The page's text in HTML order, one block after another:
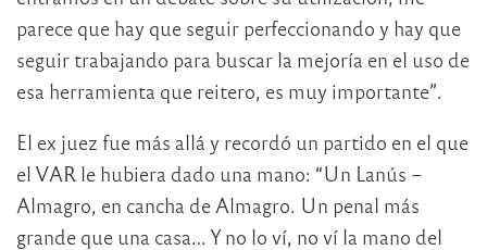
parece que hay que seguir perfeccionando y hay que
seguir trabajando para buscar la mejoría en el uso de
esa herramienta que reitero, es muy importante”.
El ex juez fue más allá y recordó un partido en el que
el VAR le hubiera dado una mano: “Un Lanús –
Almagro, en cancha de Almagro. Un penal más
grande que una casa… Y no lo ví, no ví la mano del